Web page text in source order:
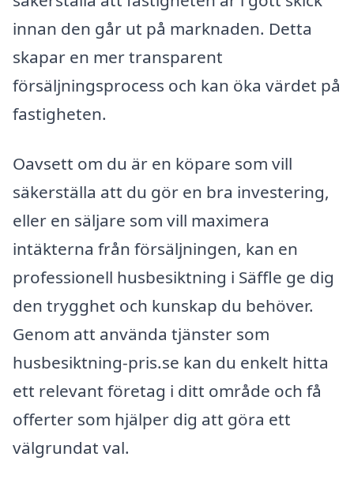
innan den går ut på marknaden. Detta
skapar en mer transparent
försäljningsprocess och kan öka värdet på
fastigheten.
Oavsett om du är en köpare som vill
säkerställa att du gör en bra investering,
eller en säljare som vill maximera
intäkterna från försäljningen, kan en
professionell husbesiktning i Säffle ge dig
den trygghet och kunskap du behöver.
Genom att använda tjänster som
husbesiktning-pris.se kan du enkelt hitta
ett relevant företag i ditt område och få
offerter som hjälper dig att göra ett
välgrundat val.